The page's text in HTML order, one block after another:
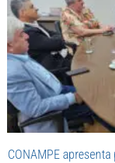
CONAMPE